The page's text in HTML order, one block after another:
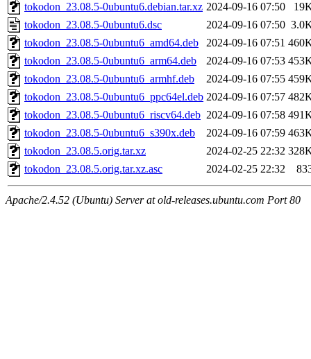
tokodon_23.08.5-0ubuntu6.debian.tar.xz 2024-09-16 07:50
tokodon_23.08.5-0ubuntu6.dsc
2024-09-16 07:50
tokodon_23.08.5-0ubuntu6_amd64.deb
2024-09-16 07:51
tokodon_23.08.5-0ubuntu6_arm64.deb
2024-09-16 07:53
tokodon_23.08.5-0ubuntu6_armhf.deb
2024-09-16 07:55
tokodon_23.08.5-0ubuntu6_ppc64el.deb 2024-09-16 07:57
tokodon_23.08.5-0ubuntu6_riscv64.deb 2024-09-16 07:58
tokodon_23.08.5-0ubuntu6_s390x.deb
2024-09-16 07:59
tokodon_23.08.5.orig.tar.xz
2024-02-25 22:32
tokodon_23.08.5.orig.tar.xz.asc
2024-02-25 22:32
Apache/2.4.52 (Ubuntu) Server at old-releases.ubuntu.com Port 80